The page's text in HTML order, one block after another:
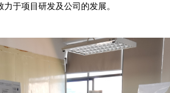
于项目研发及公司的发展。